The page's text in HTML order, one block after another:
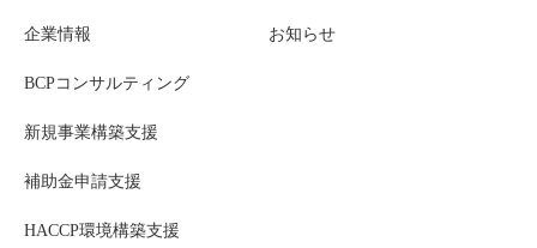
企業情報
BCPコンサルティング
新規事業構築支援
補助金申請支援
HACCP環境構築支援
お知らせ